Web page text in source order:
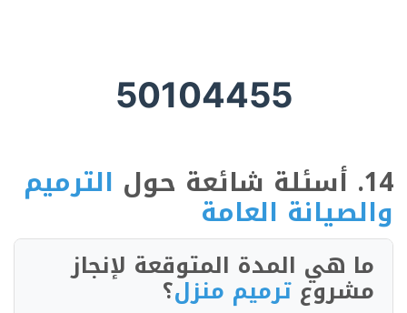
50104455
14. أسئلة شائعة حول الترميم
والصيانة العامة
ما هي المدة المتوقعة لإنجاز
مشروع ترميم منزل؟